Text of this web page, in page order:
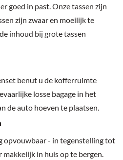
goed in past. Onze tassen zijn
zijn zwaar en moeilijk te
inhoud bij grote tassen
benut u de kofferruimte
losse bagage in het
de auto hoeven te plaatsen.
opvouwbaar - in tegenstelling tot
in huis op te bergen.